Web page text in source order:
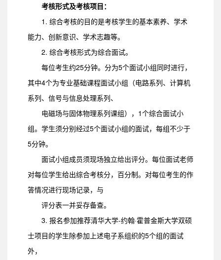
考核形式及考核项目：
1. 综合考核的目的是考核学生的基本素养、学术
能力、创新意识、学术志趣等。
2. 综合考核形式为综合面试。
每位考生约25分钟。分为5个面试小组同时进行，
其中4个为专业基础课程面试小组（电路系列、计算机
系列、信号与信息处理系列、
电磁场与固体物理系列课组），1个综合面试小
组。学生须分别经过5个面试小组的面试，每组不少于
5分钟。
面试小组成员须现场独立给出评分。每位面试老师
对每位学生给出综合考核分，百分制。对每位考生的作
答情况进行现场记录，与
评分表一并妥存备查。
3. 报名参加推荐清华大学-约翰·霍普金斯大学双硕
士项目的学生除参加上述电子系组织的5个组的面试
外，